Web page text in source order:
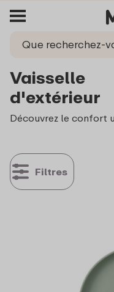
Vaisselle
d'extérieur
Filtres